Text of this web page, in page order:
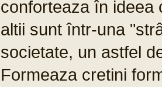
conforteaza în ideea
altii sunt într-una
societate, un astfel
Formeaza cretini